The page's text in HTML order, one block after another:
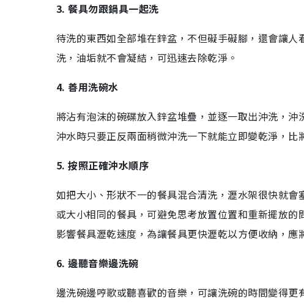
3. 餐具勿跟鍋具一起洗
待洗的東西如全部堆在鋅盆，不但礙手礙腳，還會讓
洗，油垢就不會凝結，可迅速去除乾淨。
4. 善用洗碗水
將沾有泡沫的碗碟放入鋅盆堆疊，並逐一取出沖洗，
沖水時只要正反兩面稍微沖洗一下就能立即變乾淨，
5. 按照正確沖水順序
如把大小、形狀不一的餐具混合清洗，瀝水架很快就
或大小相同的餐具，可避免思考放置位置和重新擺放
影響餐具瀝乾速度，為讓餐具更快瀝乾以方便收納，
6. 邊聽音樂邊洗碗
邊洗碗邊哼歌或聽喜歡的音樂，可讓洗碗的時間變得更